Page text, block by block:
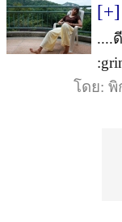
....
โดย: พิ